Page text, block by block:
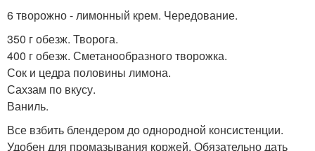
6 творожно - лимонный крем. Чередование.
350 г обезж. Творога.
400 г обезж. Сметанообразного творожка.
Сок и цедра половины лимона.
Сахзам по вкусу.
Ваниль.
Все взбить блендером до однородной консистенции.
Удобен для промазывания коржей. Обязательно дать